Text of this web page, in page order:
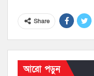
Share
আরো পড়ুন